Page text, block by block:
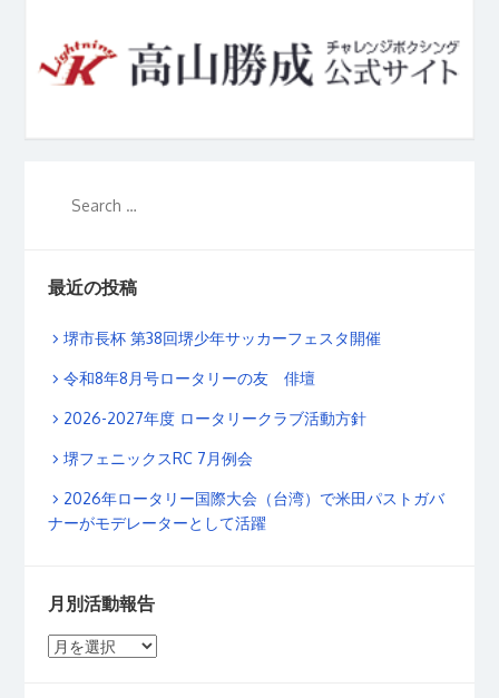
最近の投稿
堺市長杯 第38回堺少年サッカーフェスタ開催
令和8年8月号ロータリーの友 俳壇
2026-2027年度 ロータリークラブ活動方針
堺フェニックスRC 7月例会
2026年ロータリー国際大会（台湾）で米田パストガバ
ナーがモデレーターとして活躍
月別活動報告
月